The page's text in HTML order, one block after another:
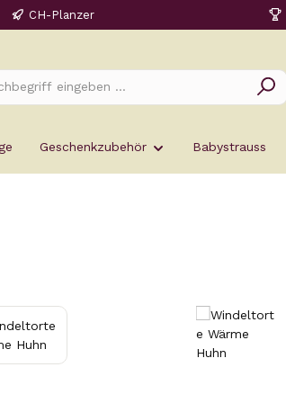
CH-Planzer
Geschenkzubehör Babystrauss